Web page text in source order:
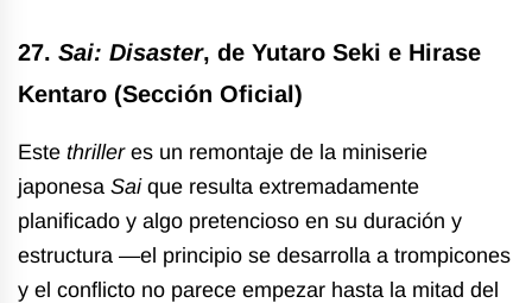
27. Sai: Disaster, de Yutaro Seki e Hirase
Kentaro (Sección Oficial)
Este thrilleres un remontaje de la miniserie
japonesa Saique resulta extremadamente
planificado y algo pretencioso en su duración y
estructura —el principio se desarrolla a trompicones
y el conflicto no parece empezar hasta la mitad del